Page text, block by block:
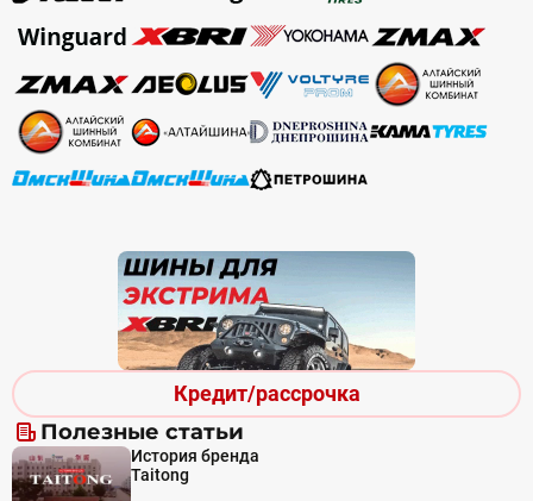
Кредит/рассрочка
Полезные статьи
История бренда
Taitong